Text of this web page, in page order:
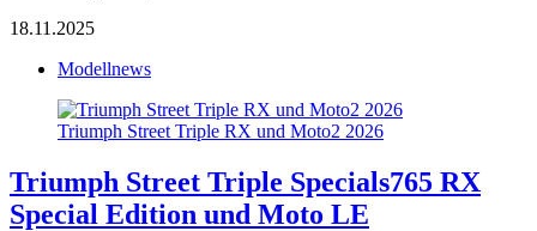
18.11.2025
Modellnews
Triumph Street Triple RX und Moto2 2026
Triumph Street Triple Specials765 RX
Special Edition und Moto LE